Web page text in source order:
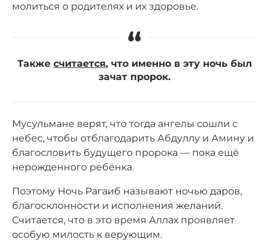
молиться о родителях и их здоровье.
“
Также считается, что именно в эту ночь был
зачат пророк.
Мусульмане верят, что тогда ангелы сошли с
небес, чтобы отблагодарить Абдуллу и Амину и
благословить будущего пророка — пока ещё
нерожденного ребёнка.
Поэтому Ночь Рагаиб называют ночью даров,
благосклонности и исполнения желаний.
Считается, что в это время Аллах проявляет
особую милость к верующим.